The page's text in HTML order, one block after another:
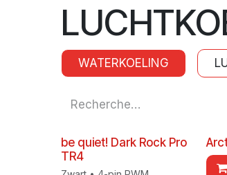
WATERKOELING
be quiet! Dark Rock Pro
TR4